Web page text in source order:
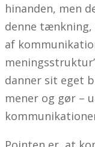
hinanden, men
denne
af
danner sit eget
mener og gør –